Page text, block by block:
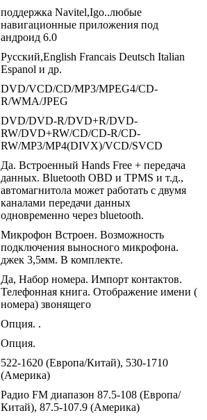
поддержка Navitel,Igo..любые
навигационные приложения под
андроид 6.0
Русский,English Francais Deutsch Italian
Espanol и др.
DVD/VCD/CD/MP3/MPEG4/CD-
R/WMA/JPEG
DVD/DVD-R/DVD+R/DVD-
RW/DVD+RW/CD/CD-R/CD-
RW/MP3/MP4(DIVX)/VCD/SVCD
Да. Встроенный Hands Free + передача
данных. Bluetooth OBD и TPMS и т.д.,
автомагнитола может работать с двумя
каналами передачи данных
одновременно через bluetooth.
Микрофон Встроен. Возможность
подключения выносного микрофона.
джек 3,5мм. В комплекте.
Да, Набор номера. Импорт контактов.
Телефонная книга. Отображение имени (
номера) звонящего
Опция. .
Опция.
522-1620 (Европа/Китай), 530-1710
(Америка)
Радио FM диапазон 87.5-108 (Европа/
Китай), 87.5-107.9 (Америка)